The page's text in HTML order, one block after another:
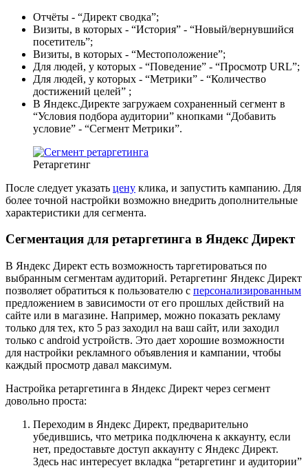
Отчёты - “Директ сводка”;
Визиты, в которых - “История” - “Новый/вернувшийся
посетитель”;
Визиты, в которых - “Местоположение”;
Для людей, у которых - “Поведение” - “Просмотр URL”;
Для людей, у которых - “Метрики” - “Количество
достижений целей” ;
В Яндекс.Директе загружаем сохраненный сегмент в
“Условия подбора аудитории” кнопками “Добавить
условие” - “Сегмент Метрики”.
Ретаргетинг
После следует указать цену клика, и запустить кампанию. Для
более точной настройки возможно внедрить дополнительные
характеристики для сегмента.
Сегментация для ретаргетинга в Яндекс Директ
В Яндекс Директ есть возможность таргетироваться по
выбранным сегментам аудиторий. Ретаргетинг Яндекс Директ
позволяет обратиться к пользователю с персонализированным
предложением в зависимости от его прошлых действий на
сайте или в магазине. Например, можно показать рекламу
только для тех, кто 5 раз заходил на ваш сайт, или заходил
только с android устройств. Это дает хорошие возможности
для настройки рекламного объявления и кампании, чтобы
каждый просмотр давал максимум.
Настройка ретаргетинга в Яндекс Директ через сегмент
довольно проста:
Переходим в Яндекс Директ, предварительно
убедившись, что метрика подключена к аккаунту, если
нет, предоставьте доступ аккаунту с Яндекс Директ.
Здесь нас интересует вкладка “ретаргетинг и аудитории”